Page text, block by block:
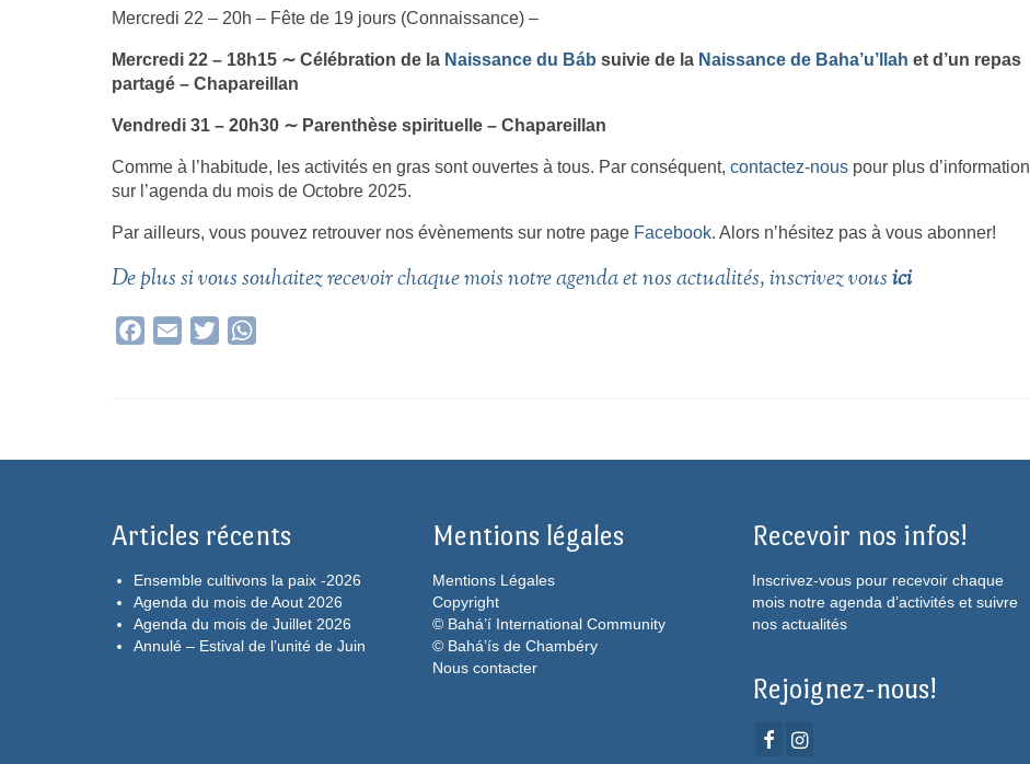
Mercredi 22 – 20h – Fête de 19 jours (Connaissance) –
Mercredi 22 – 18h15 ∼ Célébration de la Naissance du Báb suivie de la Naissance de Baha’u’llah et d’un repas
partagé – Chapareillan
Vendredi 31 – 20h30 ∼ Parenthèse spirituelle – Chapareillan
Comme à l’habitude, les activités en gras sont ouvertes à tous. Par conséquent, contactez-nous pour plus d’information
sur l’agenda du mois de Octobre 2025.
Par ailleurs, vous pouvez retrouver nos évènements sur notre page Facebook. Alors n’hésitez pas à vous abonner!
De plus si vous souhaitez recevoir chaque mois notre agenda et nos actualités, inscrivez vousici
Facebook
Email Twitter
Articles récents
Ensemble cultivons la paix -2026
Agenda du mois de Aout 2026
Agenda du mois de Juillet 2026
Annulé – Estival de l’unité de Juin
Mentions légales
Mentions Légales
Copyright
© Bahá’í International Community
© Bahá’ís de Chambéry
Nous contacter
Recevoir nos infos!
Inscrivez-vous pour recevoir chaque
mois notre agenda d’activités et suivre
nos actualités
Rejoignez-nous!